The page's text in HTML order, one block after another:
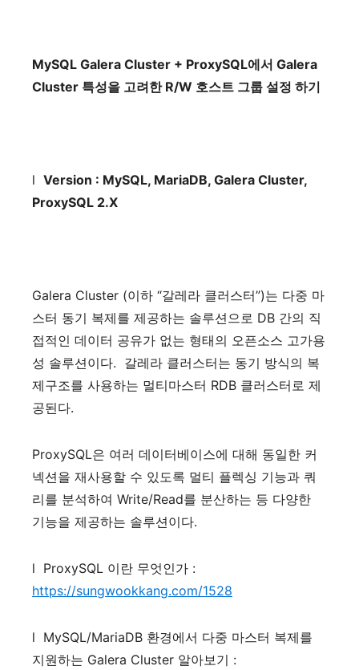
MySQL Galera Cluster + ProxySQL에서 Galera
Cluster 특성을 고려한 R/W 호스트 그룹 설정 하기
l Version : MySQL, MariaDB, Galera Cluster,
ProxySQL 2.X
Galera Cluster (이하 “갈레라 클러스터”)는 다중 마
스터 동기 복제를 제공하는 솔루션으로 DB 간의 직
접적인 데이터 공유가 없는 형태의 오픈소스 고가용
성 솔루션이다. 갈레라 클러스터는 동기 방식의 복
제구조를 사용하는 멀티마스터 RDB 클러스터로 제
공된다.
ProxySQL은 여러 데이터베이스에 대해 동일한 커
넥션을 재사용할 수 있도록 멀티 플렉싱 기능과 쿼
리를 분석하여 Write/Read를 분산하는 등 다양한
기능을 제공하는 솔루션이다.
l ProxySQL 이란 무엇인가 :
https://sungwookkang.com/1528
l MySQL/MariaDB 환경에서 다중 마스터 복제를
지원하는 Galera Cluster 알아보기 :